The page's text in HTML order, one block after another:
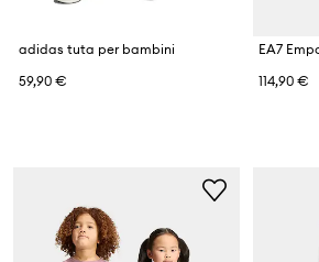
adidas tuta per bambini
59,90 €
114,90 €